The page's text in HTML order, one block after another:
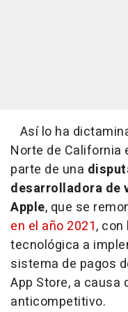
Así lo ha
Norte de California
parte de una
desarrolladora de
Apple, que se
en el año 2021, con
tecnológica a
sistema de pagos
App Store, a
anticompetitivo.